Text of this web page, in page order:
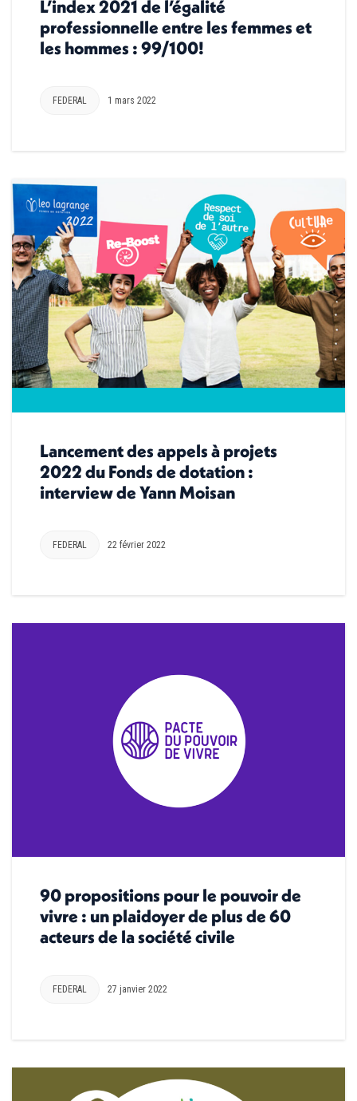
L’index 2021 de l’égalité
professionnelle entre les femmes et
les hommes : 99/100!
FEDERAL 1 mars 2022
Lancement des appels à projets
2022 du Fonds de dotation :
interview de Yann Moisan
FEDERAL 22 février 2022
90 propositions pour le pouvoir de
vivre : un plaidoyer de plus de 60
acteurs de la société civile
FEDERAL 27 janvier 2022